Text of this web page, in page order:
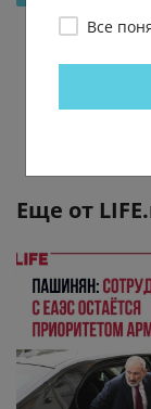
Еще от
Все